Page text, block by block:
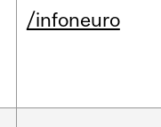
/infoneuro